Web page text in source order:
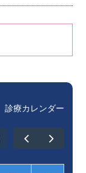
診療カレンダー